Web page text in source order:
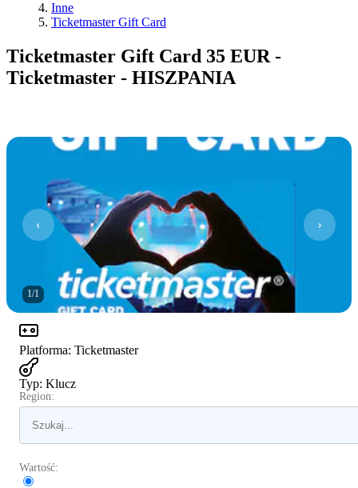
Inne
Ticketmaster Gift Card
Ticketmaster Gift Card 35 EUR -
Ticketmaster - HISZPANIA
1/1
Platforma: Ticketmaster
Typ: Klucz
Region:
Wartość: